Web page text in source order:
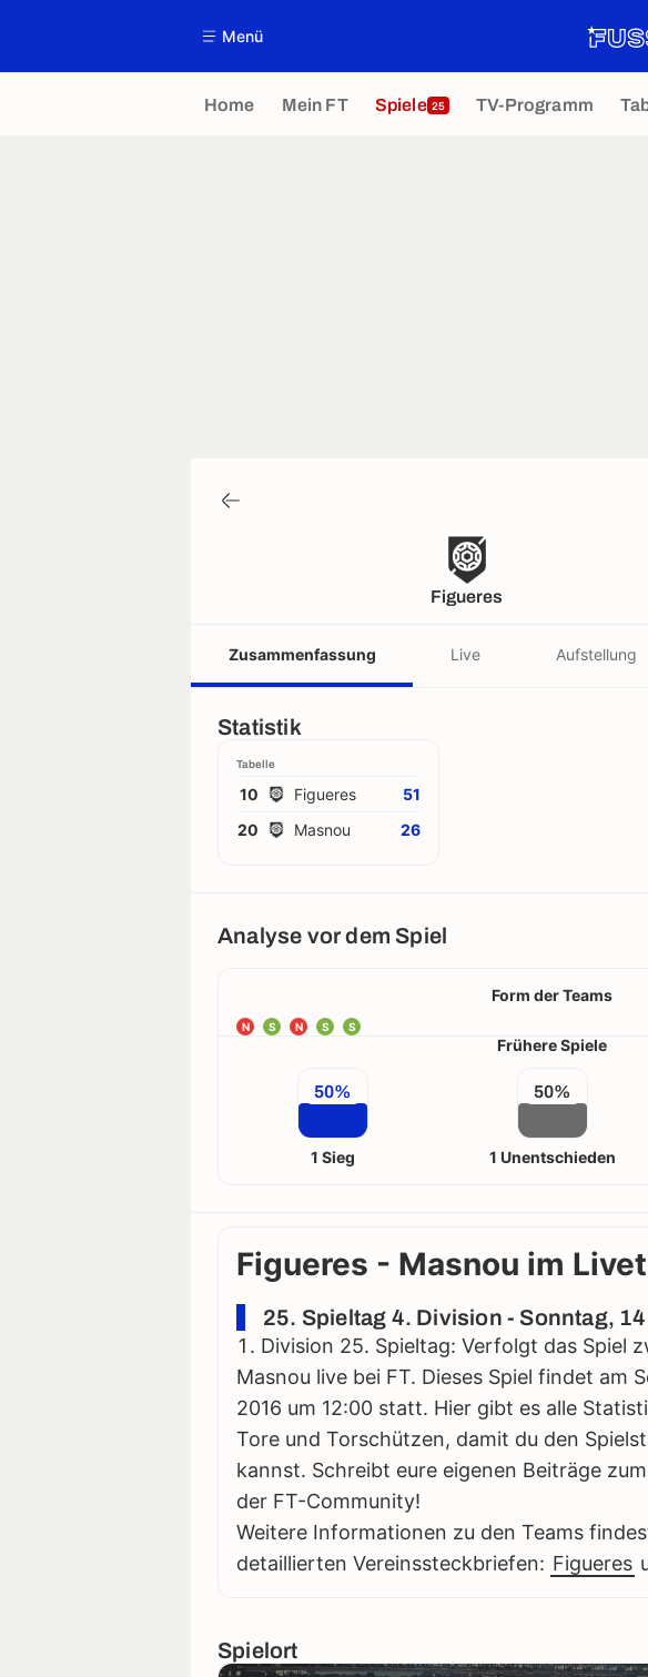
Menü
Home Mein FT Spiele 25 TV-Programm
Figueres
Zusammenfassung Live Aufstellung
Statistik
Tabelle
10 Figueres
51
20
Masnou 26
Analyse vor dem Spiel
Form der Teams
N S N S S
Frühere Spiele
50%
1 Sieg
50%
1 Unentschieden
Figueres - Masnou im
25. Spieltag 4. Division - Sonntag,
Division 25. Spieltag: Verfolgt das Spiel
Masnou live bei FT. Dieses Spiel findet am
2016 um 12:00 statt. Hier gibt es alle
Tore und Torschützen, damit du den
kannst. Schreibt eure eigenen Beiträge
der FT-Community!
Weitere Informationen zu den Teams
detaillierten Vereinssteckbriefen: Figueres
Spielort